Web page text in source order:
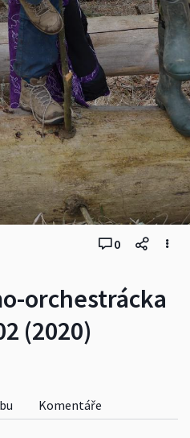
orchestrácka
(2020)
0
Komentáře